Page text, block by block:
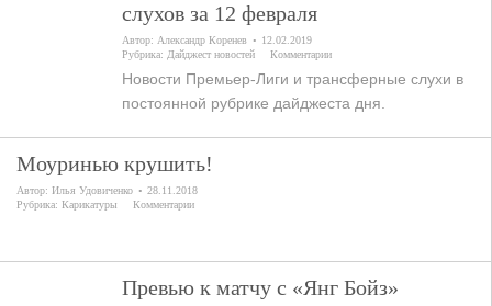
слухов за 12 февраля
Автор: Александр Коренев
12.02.2019
Рубрика: Дайджест новостей Комментарии
Новости Премьер-Лиги и трансферные слухи в
постоянной рубрике дайджеста дня.
Моуринью крушить!
Автор: Илья Удовиченко
28.11.2018
Рубрика: Карикатуры Комментарии
Превью к матчу с «Янг Бойз»